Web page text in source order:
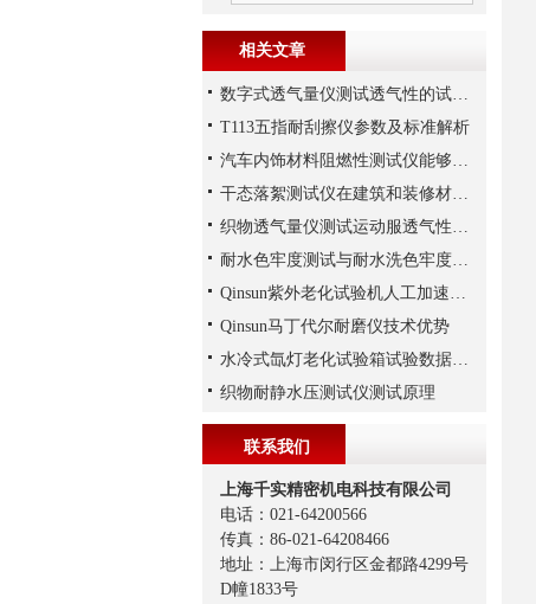
相关文章
数字式透气量仪测试透气性的试验解析
T113五指耐刮擦仪参数及标准解析
汽车内饰材料阻燃性测试仪能够测试多种不同的内饰材料
干态落絮测试仪在建筑和装修材料中的应用
织物透气量仪测试运动服透气性解析
耐水色牢度测试与耐水洗色牢度测试
Qinsun紫外老化试验机人工加速老化实验
Qinsun马丁代尔耐磨仪技术优势
水冷式氙灯老化试验箱试验数据与自然老化数据比较
织物耐静水压测试仪测试原理
联系我们
上海千实精密机电科技有限公司
电话：021-64200566
传真：86-021-64208466
地址：上海市闵行区金都路4299号
D幢1833号